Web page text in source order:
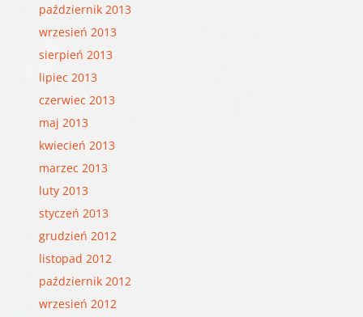
październik 2013
wrzesień 2013
sierpień 2013
lipiec 2013
czerwiec 2013
maj 2013
kwiecień 2013
marzec 2013
luty 2013
styczeń 2013
grudzień 2012
listopad 2012
październik 2012
wrzesień 2012